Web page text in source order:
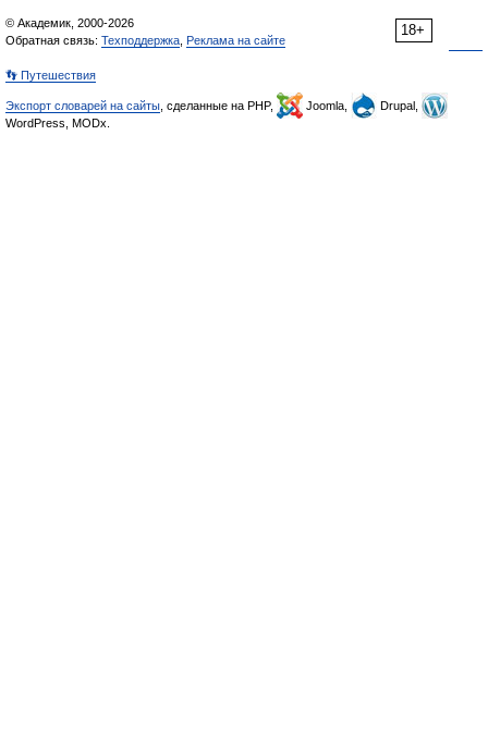
18+
© Академик, 2000-2026
Обратная связь: Техподдержка Реклама на сайте
👣 Путешествия
Экспорт словарей на сайты , сделанные на PHP, Joomla,
Drupal,
WordPress, MODx.